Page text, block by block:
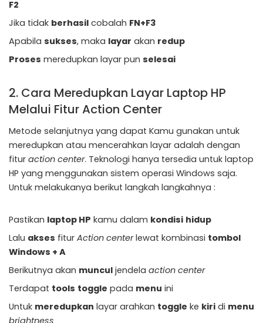
F2
Jika tidak berhasil cobalah FN+F3
Apabila sukses, maka layar akan redup
Proses meredupkan layar pun selesai
2. Cara Meredupkan Layar Laptop HP
Melalui Fitur Action Center
Metode selanjutnya yang dapat Kamu gunakan untuk
meredupkan atau mencerahkan layar adalah dengan
fitur action center. Teknologi hanya tersedia untuk laptop
HP yang menggunakan sistem operasi Windows saja.
Untuk melakukanya berikut langkah langkahnya :
Pastikan laptop HP kamu dalam kondisi hidup
Lalu akses fitur Action centerlewat kombinasi tombol
Windows + A
Berikutnya akan muncul jendela action center
Terdapat tools toggle pada menu ini
Untuk meredupkan layar arahkan toggle ke kiri di menu